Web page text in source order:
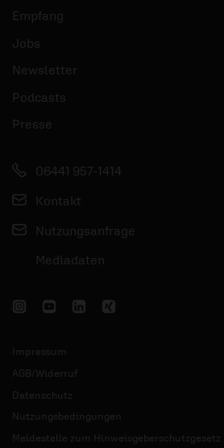
Empfang
Jobs
Newsletter
Podcasts
Presse
06441 957-1414
Kontakt
Nutzungsanfrage
Mediadaten
Impressum
AGB/Widerruf
Datenschutz
Nutzungsbedingungen
Meldestelle zum Hinweisgeberschutzgesetz